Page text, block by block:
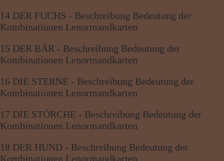
14 DER FUCHS - Beschreibung Bedeutung der
Kombinationen Lenormandkarten
15 DER BÄR - Beschreibung Bedeutung der
Kombinationen Lenormandkarten
16 DIE STERNE - Beschreibung Bedeutung der
Kombinationen Lenormandkarten
17 DIE STÖRCHE - Beschreibung Bedeutung der
Kombinationen Lenormandkarten
18 DER HUND - Beschreibung Bedeutung der
Kombinationen Lenormandkarten